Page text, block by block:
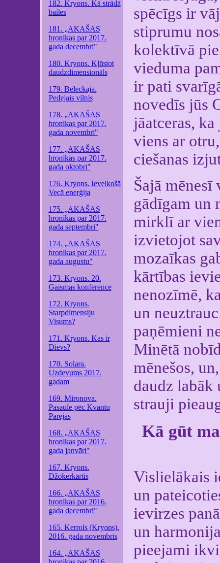
182. Kryons. Kā strādā
bailes
181. „AKAŠAS
hronikas par 2017.
gada decembri"
180. Kryons. Kļūstot
daudzdimensionāls
179. Beleckaja.
Pedejais vilnis
178. „AKAŠAS
hronikas par 2017.
gada novembri"
177. „AKAŠAS
hronikas par 2017.
gada oktobri"
176. Kryons. Ievelkošā
Vecā enerģija
175. „AKAŠAS
hronikas par 2017.
gada septembri"
174. „AKAŠAS
hronikas par 2017.
gada augustu"
173. Kryons. 20.
Gaismas konference
172. Kryons.
Starpdimensiju
Visums?
171. Kryons. Kas ir
Dievs?
170. Solara.
Uzdevums 2017.
gadam
169. Mironova.
Pasaule pēc Kvantu
Pārejas
168. „AKAŠAS
hronikas par 2017.
gada janvāri"
167. Kryons.
Džokerkārtis
166. „AKAŠAS
hronikas par 2016.
gada decembri"
165. Kerrols (Kryons).
2016. gada novembris
164. „AKAŠAS
spēcīgs ir
stiprumu
kolektīvā
vieduma
ir pati
novedīs jūs
jāatceras,
viens ar
ciešanas
Šajā
gādīgam un
mirklī ar
izvietojot
mozaīkas
kārtības
nenozīmē,
un
paņēmieni
Minētā
mēnešos,
daudz labāk
strauji
Kā gūt
Vislielākais
un
ievirzes
un
pieejami